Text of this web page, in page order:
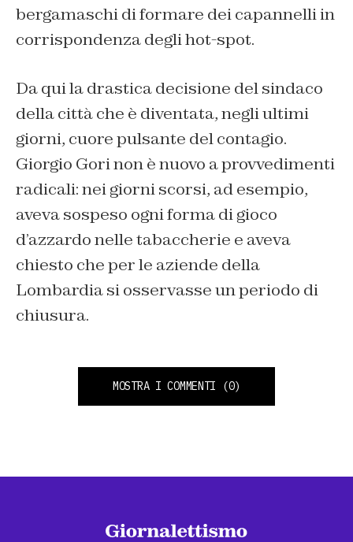
bergamaschi di formare dei capannelli in
corrispondenza degli hot-spot.
Da qui la drastica decisione del sindaco
della città che è diventata, negli ultimi
giorni, cuore pulsante del contagio.
Giorgio Gori non è nuovo a provvedimenti
radicali: nei giorni scorsi, ad esempio,
aveva sospeso ogni forma di gioco
d’azzardo nelle tabaccherie e aveva
chiesto che per le aziende della
Lombardia si osservasse un periodo di
chiusura.
MOSTRA I COMMENTI (0)